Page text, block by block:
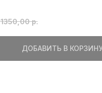
1350,00 р.
ДОБАВИТЬ В